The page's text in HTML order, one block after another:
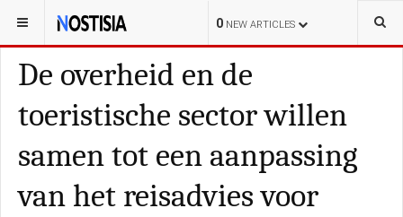
0 NEW ARTICLES
YOU ARE HERE: CURAÇAO POLITIEK
De overheid en de
toeristische sector willen
samen tot een aanpassing
van het reisadvies voor